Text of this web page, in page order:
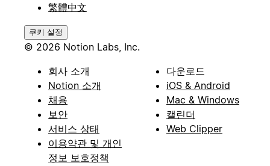
繁體中文
쿠키 설정
© 2026 Notion Labs, Inc.
회사 소개
Notion 소개
채용
보안
서비스 상태
이용약관 및 개인
정보 보호정책
다운로드
iOS & Android
Mac & Windows
캘린더
Web Clipper